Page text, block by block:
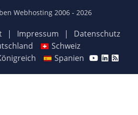
Webhosting 2006 - 2026
| Impressum |
Datenschutz
Schweiz
Spanien